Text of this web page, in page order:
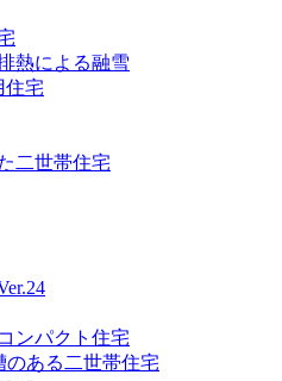
熱による融雪
住宅
二世帯住宅
ンパクト住宅
のある二世帯住宅